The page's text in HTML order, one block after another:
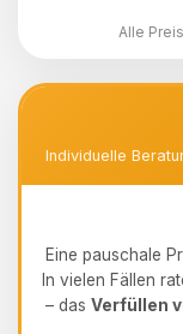
Alle
Individuelle
Eine pauschale
In vielen Fällen
– das Verfüllen